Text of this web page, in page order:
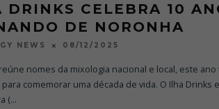
DRINKS CELEBRA 10
DE NORONHA
NEWS 08/12/2025
nomes da mixologia nacional e local, este ano
comemorar uma década de vida. O Ilha Drinks
(...